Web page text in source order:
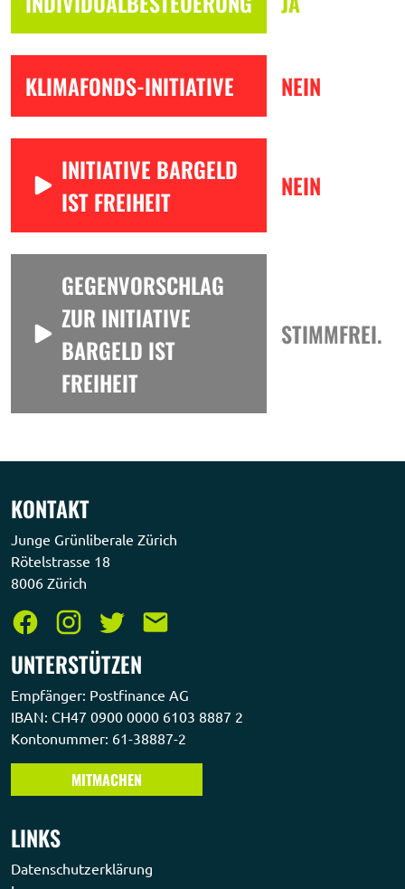
KLIMAFONDS-INITIATIVE NEIN
INITIATIVE BARGELD
IST FREIHEIT
NEIN
GEGENVORSCHLAG
ZUR INITIATIVE
BARGELD IST
FREIHEIT
STIMMFREI.
KONTAKT
Junge Grünliberale Zürich
Rötelstrasse 18
8006 Zürich
UNTERSTÜTZEN
Empfänger: Postfinance AG
IBAN: CH47 0900 0000 6103 8887 2
Kontonummer: 61-38887-2
MITMACHEN
LINKS
Datenschutzerklärung